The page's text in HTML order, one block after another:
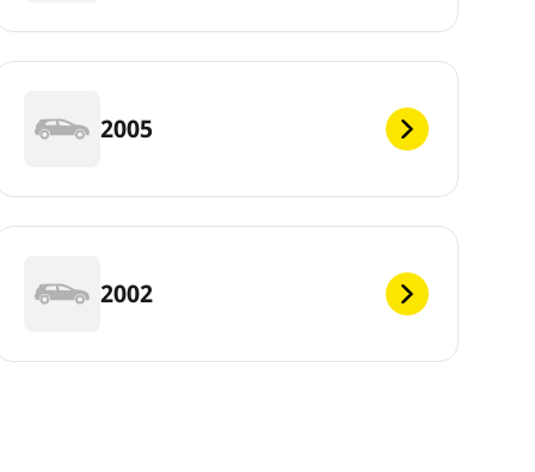
2005
2002